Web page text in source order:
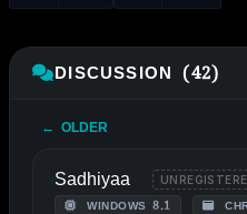
DISCUSSION (42)
← OLDER
Sadhiyaa
WINDOWS 8.1